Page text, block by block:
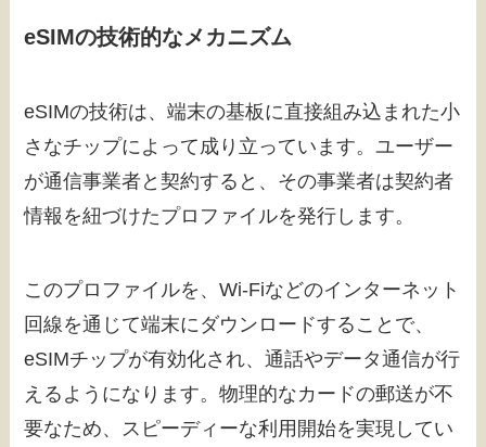
eSIMの技術的なメカニズム
eSIMの技術は、端末の基板に直接組み込まれた小
さなチップによって成り立っています。ユーザー
が通信事業者と契約すると、その事業者は契約者
情報を紐づけたプロファイルを発行します。
このプロファイルを、Wi-Fiなどのインターネット
回線を通じて端末にダウンロードすることで、
eSIMチップが有効化され、通話やデータ通信が行
えるようになります。物理的なカードの郵送が不
要なため、スピーディーな利用開始を実現してい